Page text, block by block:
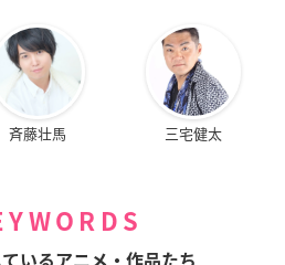
斉藤壮馬 三宅健太
いるアニメ・作品たち